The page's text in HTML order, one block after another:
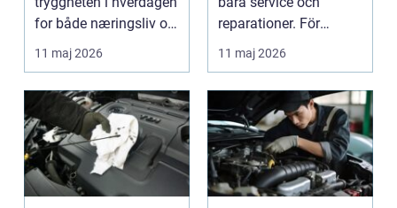
for både næringsliv og
privatperson...
11 maj 2026
reparationer. För
många förare i Skåne
är verk...
11 maj 2026